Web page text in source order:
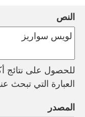
النص
للحصول على نتائج
العبارة التي تبحث
المصدر